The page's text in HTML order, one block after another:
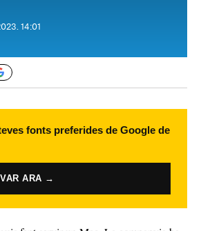
14:01
fonts preferides de Google de
ARA →